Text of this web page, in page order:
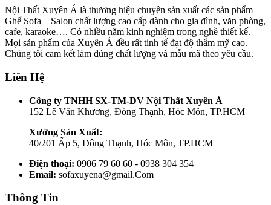
Nội Thất Xuyên Á là thương hiệu chuyên sản xuất các sản phẩm
Ghế Sofa – Salon chất lượng cao cấp dành cho gia đình, văn phòng,
cafe, karaoke…. Có nhiều năm kinh nghiệm trong nghề thiết kế.
Mọi sản phẩm của Xuyên Á đều rất tinh tế đạt độ thẩm mỹ cao.
Chúng tôi cam kết làm đúng chất lượng và mẫu mã theo yêu cầu.
Liên Hệ
Công ty TNHH SX-TM-DV Nội Thất Xuyên Á
152 Lê Văn Khương, Đông Thạnh, Hóc Môn, TP.HCM
Xưởng Sản Xuất:
40/201 Ấp 5, Đông Thạnh, Hóc Môn, TP.HCM
Điện thoại: 0906 79 60 60 - 0938 304 354
Email: sofaxuyena@gmail.Com
Thông Tin